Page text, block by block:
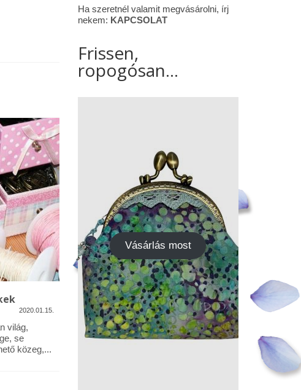
2020.01.15.
világ,
se
közeg,...
A termékek tisztítása
2020.01.13.
Alapanyagok: Tilda pamutvászon,
designer pamutvászon, lenvászon,
Kedves
Ha szeretnél valamit megvásárolni, írj
nekem: KAPCSOLAT
Frissen,
ropogósan...
Vásárlás most